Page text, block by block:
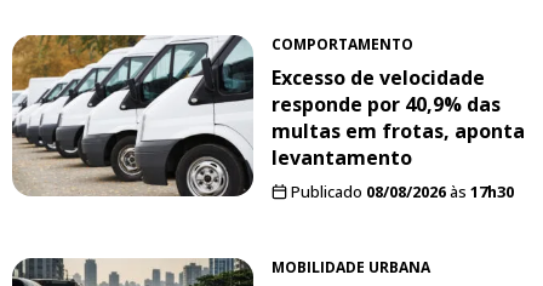
COMPORTAMENTO
Excesso de velocidade
responde por 40,9% das
multas em frotas, aponta
levantamento
Publicado 08/08/2026às 17h30
MOBILIDADE URBANA